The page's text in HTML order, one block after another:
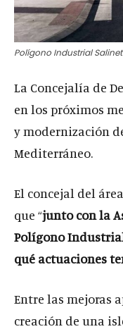
Polígono Industrial
La Concejalía de
en los próximos
y modernización
Mediterráneo.
El concejal del
que “junto con la
Polígono
qué actuaciones
Entre las mejoras
creación de una